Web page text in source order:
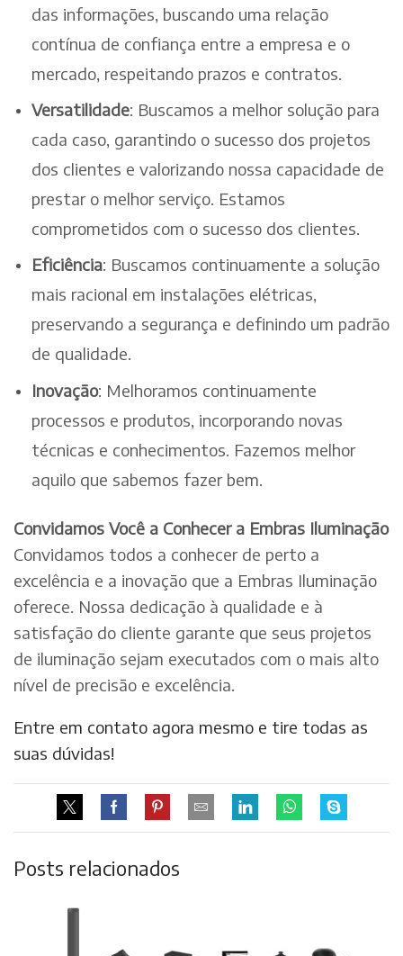
das informações, buscando uma relação
contínua de confiança entre a empresa e o
mercado, respeitando prazos e contratos.
Versatilidade: Buscamos a melhor solução para
cada caso, garantindo o sucesso dos projetos
dos clientes e valorizando nossa capacidade de
prestar o melhor serviço. Estamos
comprometidos com o sucesso dos clientes.
Eficiência: Buscamos continuamente a solução
mais racional em instalações elétricas,
preservando a segurança e definindo um padrão
de qualidade.
Inovação: Melhoramos continuamente
processos e produtos, incorporando novas
técnicas e conhecimentos. Fazemos melhor
aquilo que sabemos fazer bem.
Convidamos Você a Conhecer a Embras Iluminação
Convidamos todos a conhecer de perto a
excelência e a inovação que a Embras Iluminação
oferece. Nossa dedicação à qualidade e à
satisfação do cliente garante que seus projetos
de iluminação sejam executados com o mais alto
nível de precisão e excelência.
Entre em contato agora mesmo e tire todas as
suas dúvidas!
Posts relacionados